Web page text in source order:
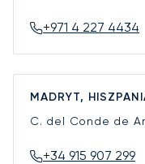
+971 4 227 4434
MADRYT,
C. del Conde de
+34 915 907 299